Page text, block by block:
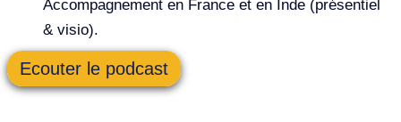
Accompagnement en France et en Inde (présentiel
& visio).
Ecouter le podcast